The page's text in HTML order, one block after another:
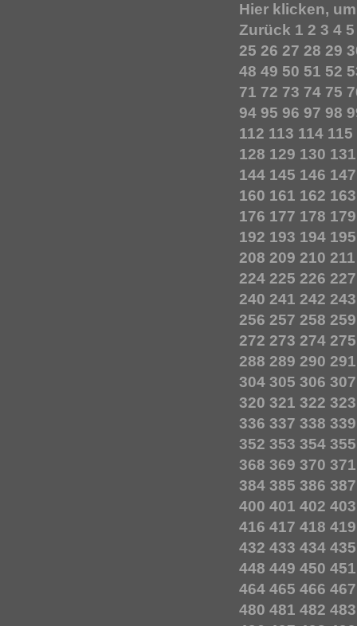
Hier klicken,
Zurück 1 2 3 4 5
25 26 27 28 29
48 49 50 51 52
71 72 73 74 75
94 95 96 97 98
112 113 114 115
128 129 130 131
144 145 146 147
160 161 162 163
176 177 178 179
192 193 194 195
208 209 210 211
224 225 226 227
240 241 242 243
256 257 258 259
272 273 274 275
288 289 290 291
304 305 306 307
320 321 322 323
336 337 338 339
352 353 354 355
368 369 370 371
384 385 386 387
400 401 402 403
416 417 418 419
432 433 434 435
448 449 450 451
464 465 466 467
480 481 482 483